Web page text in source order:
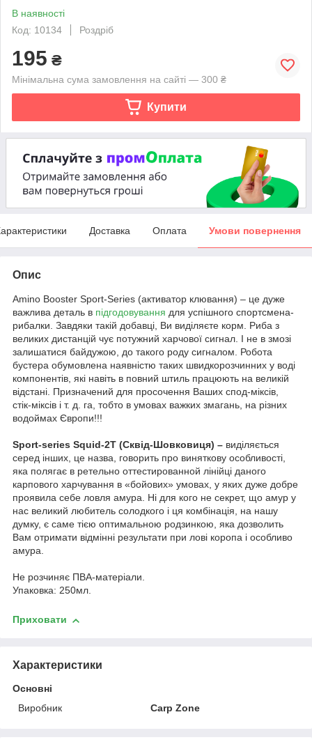
В наявності
Код: 10134
Роздріб
195 ₴
Мінімальна сума замовлення на сайті — 300 ₴
Купити
Доставка Оплата Умови повернення
Опис
Amino Booster Sport-Series (активатор клювання) – це дуже
важлива деталь в підгодовування для успішного спортсмена-
рибалки. Завдяки такій добавці, Ви виділяєте корм. Риба з
великих дистанцій чує потужний харчової сигнал. І не в змозі
залишатися байдужою, до такого роду сигналом. Робота
бустера обумовлена наявністю таких швидкорозчинних у воді
компонентів, які навіть в повний штиль працюють на великій
відстані. Призначений для просочення Ваших спод-міксів,
стік-міксів і т. д. га, тобто в умовах важких змагань, на різних
водоймах Європи!!!
Sport-series Squid-2T (Сквід-Шовковиця) – виділяється
серед інших, це назва, говорить про виняткову особливості,
яка полягає в ретельно оттестированной лінійці даного
карпового харчування в «бойових» умовах, у яких дуже добре
проявила себе ловля амура. Ні для кого не секрет, що амур у
нас великий любитель солодкого і ця комбінація, на нашу
думку, є саме тією оптимальною родзинкою, яка дозволить
Вам отримати відмінні результати при лові коропа і особливо
амура.
Не розчиняє ПВА-матеріали.
Упаковка: 250мл.
Приховати
Характеристики
Основні
Виробник
Carp Zone